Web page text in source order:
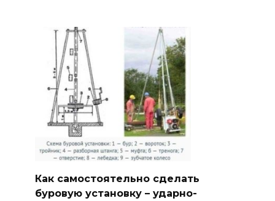
Как самостоятельно сделать
буровую установку – ударно-